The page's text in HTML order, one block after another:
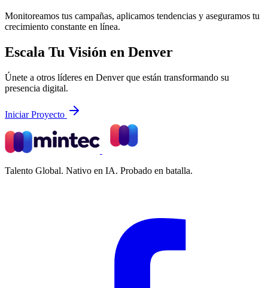
Monitoreamos tus campañas, aplicamos tendencias y aseguramos tu
crecimiento constante en línea.
Escala Tu Visión en Denver
Únete a otros líderes en Denver que están transformando su
presencia digital.
Iniciar Proyecto
Talento Global. Nativo en IA. Probado en batalla.